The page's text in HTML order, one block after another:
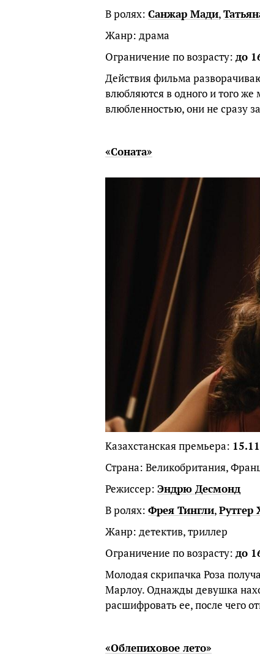
В ролях: Санжар Мади,
Жанр: драма
Ограничение по возрасту: до
Действия фильма
влюбляются в одного и того
влюбленностью, они не сразу
«Соната»
Казахстанская премьера:
Страна: Великобритания,
Режиссер: Эндрю Десмонд
В ролях: Фрея Тингли,Рутгер
Жанр: детектив, триллер
Ограничение по возрасту: до
Молодая скрипачка Роза
Марлоу. Однажды девушка
расшифровать ее, после чего
«Облепиховое лето»